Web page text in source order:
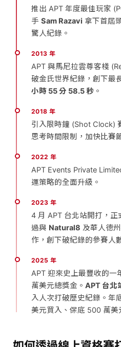
推出 APT 年度最佳玩家
手 Sam Razavi 拿下首屆
驚人紀錄。
2013 年
APT 與馬尼拉雲尊客棧
破金氏世界紀錄，創下最
小時 55 分 58.5 秒 。
2018 年
引入限時鐘 (Shot Clock)
思考時間限制，加快比賽
2022 年
APT Events Private
運策略的全面升級。
2023 年
4 月 APT 台北站開打，
過與 Natural8 及華人德
作，創下破紀錄的參賽人
2025 年
APT 迎來史上最豐收的
萬美元總獎金。 APT 台北
入人次打破歷史紀錄。年
美元買入、保底 500 萬美